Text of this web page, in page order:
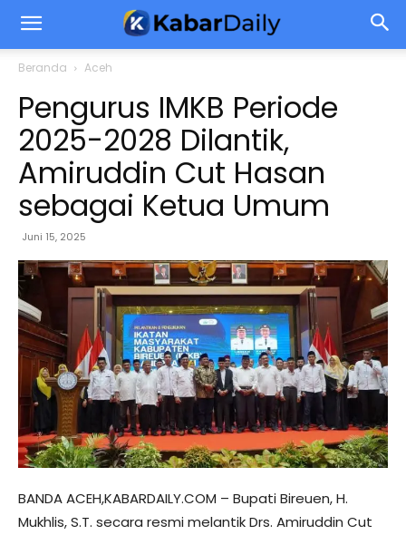
Beranda Aceh
Pengurus IMKB Periode
2025-2028 Dilantik,
Amiruddin Cut Hasan
sebagai Ketua Umum
Juni 15, 2025
BANDA ACEH,KABARDAILY.COM – Bupati Bireuen, H.
Mukhlis, S.T. secara resmi melantik Drs. Amiruddin Cut